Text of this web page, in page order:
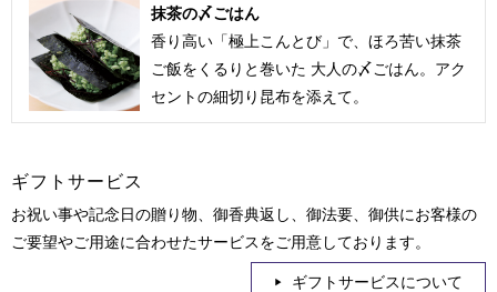
抹茶の〆ごはん
香り高い「極上こんとび」で、ほろ苦い抹茶
ご飯をくるりと巻いた 大人の〆ごはん。アク
セントの細切り昆布を添えて。
ギフトサービス
お祝い事や記念日の贈り物、御香典返し、御法要、御供にお客様の
ご要望やご用途に合わせたサービスをご用意しております。
ギフトサービスについて